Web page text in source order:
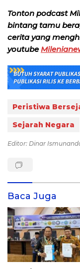
Tonton podcast
bintang tamu
cerita yang
youtube
Peristiwa
Sejarah Negara
Editor: Dinar
Baca Juga